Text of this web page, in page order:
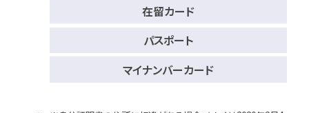
在留カード
パスポート
マイナンバーカード